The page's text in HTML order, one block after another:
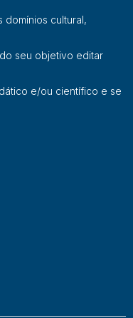
cultural,
seu objetivo editar
e/ou científico e se